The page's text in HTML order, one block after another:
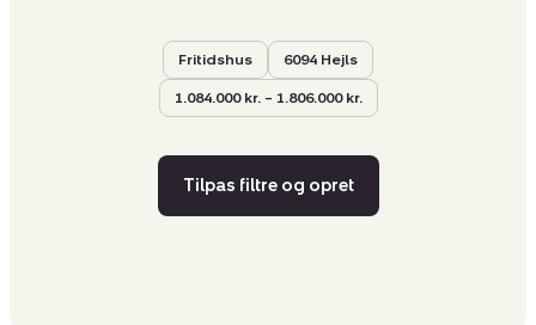
Fritidshus 6094 Hejls
1.084.000 kr. – 1.806.000 kr.
Tilpas filtre og opret